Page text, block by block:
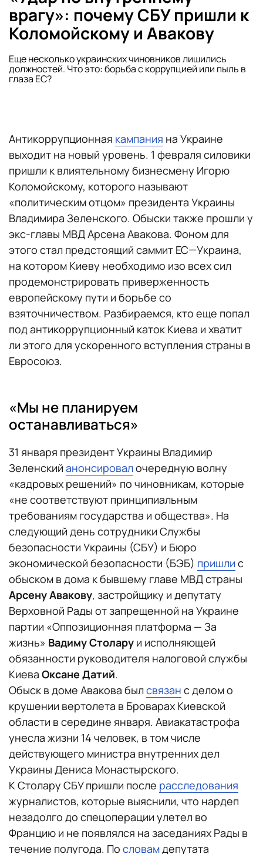
врагу»: почему СБУ пришли к
Коломойскому и Авакову
Еще несколько украинских чиновников лишились
должностей. Что это: борьба с коррупцией или пыль в
глаза ЕС?
Антикоррупционная кампания на Украине
выходит на новый уровень. 1 февраля силовики
пришли к влиятельному бизнесмену Игорю
Коломойскому, которого называют
«политическим отцом» президента Украины
Владимира Зеленского. Обыски также прошли у
экс-главы МВД Арсена Авакова. Фоном для
этого стал предстоящий саммит ЕС—Украина,
на котором Киеву необходимо изо всех сил
продемонстрировать приверженность
европейскому пути и борьбе со
взяточничеством. Разбираемся, кто еще попал
под антикоррупционный каток Киева и хватит
ли этого для ускоренного вступления страны в
Евросоюз.
«Мы не планируем
останавливаться»
31 января президент Украины Владимир
Зеленский анонсировалочередную волну
«кадровых решений» по чиновникам, которые
«не соответствуют принципиальным
требованиям государства и общества». На
следующий день сотрудники Службы
безопасности Украины (СБУ) и Бюро
экономической безопасности (БЭБ) пришли с
обыском в дома к бывшему главе МВД страны
Арсену Авакову, застройщику и депутату
Верховной Рады от запрещенной на Украине
партии «Оппозиционная платформа — За
жизнь» Вадиму Столару и исполняющей
обязанности руководителя налоговой службы
Киева Оксане Датий.
Обыск в доме Авакова былсвязан с делом о
крушении вертолета в Броварах Киевской
области в середине января. Авиакатастрофа
унесла жизни 14 человек, в том числе
действующего министра внутренних дел
Украины Дениса Монастырского.
К Столару СБУ пришли после расследования
журналистов, которые выяснили, что нардеп
незадолго до спецоперации улетел во
Францию и не появлялся на заседаниях Рады в
течение полугода. По словам депутата